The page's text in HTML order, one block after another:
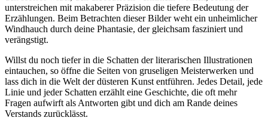
unterstreichen mit makaberer Präzision die tiefere Bedeutung der
Erzählungen. Beim Betrachten dieser Bilder weht ein unheimlicher
Windhauch durch deine Phantasie, der gleichsam fasziniert und
verängstigt.
Willst du noch tiefer in die Schatten der literarischen Illustrationen
eintauchen, so öffne die Seiten von gruseligen Meisterwerken und
lass dich in die Welt der düsteren Kunst entführen. Jedes Detail, jede
Linie und jeder Schatten erzählt eine Geschichte, die oft mehr
Fragen aufwirft als Antworten gibt und dich am Rande deines
Verstands zurücklässt.